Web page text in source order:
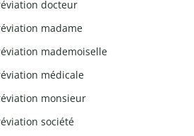
docteur
madame
mademoiselle
médicale
monsieur
société